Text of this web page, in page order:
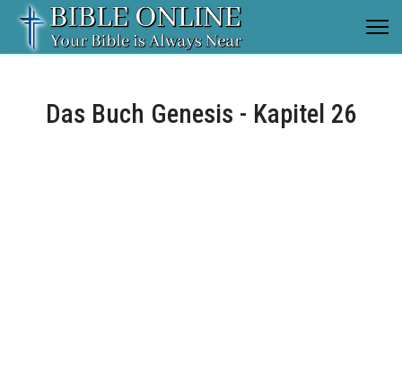
Das Buch Genesis - Kapitel 26